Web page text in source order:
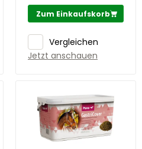
Zum Einkaufskorb
Vergleichen
Jetzt anschauen